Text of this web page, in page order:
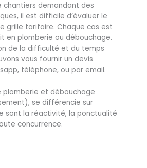
chantiers demandant des
il est difficile d’évaluer le
grille tarifaire. Chaque cas est
en plomberie ou débouchage.
de la difficulté et du temps
vous fournir un devis
téléphone, ou par email.
plomberie et débouchage
se différencie sur
sont la réactivité, la ponctualité
concurrence.